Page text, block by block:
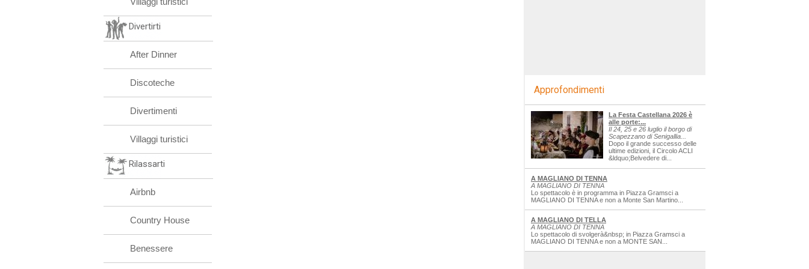
Divertirti
After Dinner
Discoteche
Divertimenti
Villaggi turistici
Rilassarti
Airbnb
Country House
Benessere
Approfondimenti
La Festa Castellana 2026 è
alle porte:...
Il 24, 25 e 26 luglio il borgo di
Scapezzano di Senigallia...
Dopo il grande successo delle
ultime edizioni, il Circolo ACLI
&ldquo;Belvedere di...
A MAGLIANO DI TENNA
A MAGLIANO DI TENNA
Lo spettacolo è in programma in Piazza Gramsci a
MAGLIANO DI TENNA e non a Monte San Martino...
A MAGLIANO DI TELLA
A MAGLIANO DI TENNA
Lo spettacolo di svolgerà&nbsp; in Piazza Gramsci a
MAGLIANO DI TENNA e non a MONTE SAN...